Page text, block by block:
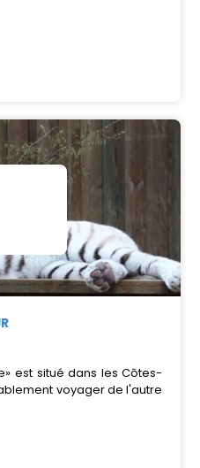
est situé dans les Côtes-
voyager de l'autre